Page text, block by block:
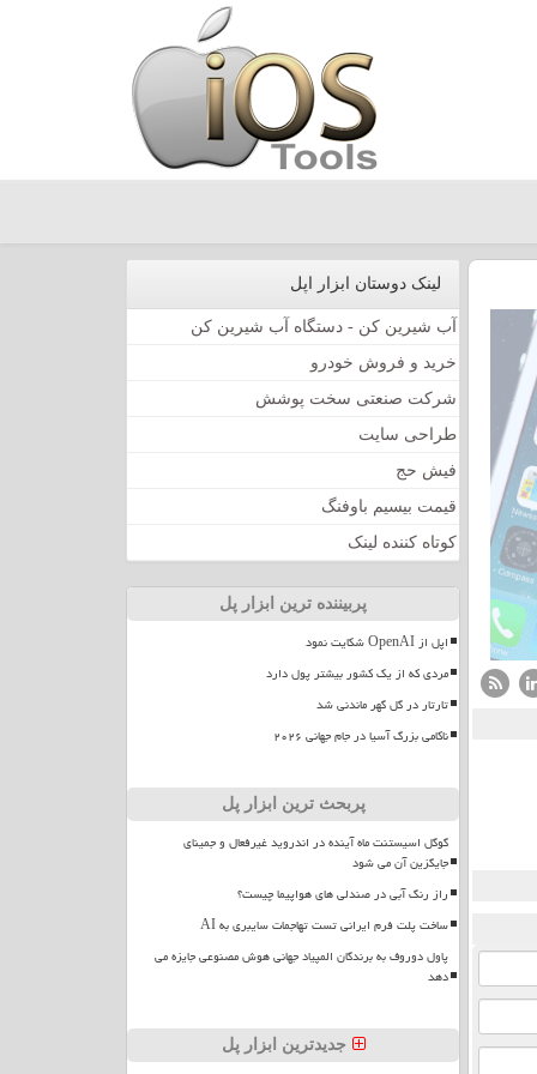
لینک دوستان ابزار اپل
آب شیرین کن - دستگاه آب شیرین کن
خرید و فروش خودرو
شرکت صنعتی سخت پوشش
طراحی سایت
فیش حج
قیمت بیسیم باوفنگ
کوتاه کننده لینک
پربیننده ترین ابزار پل
اپل از OpenAI شکایت نمود
مردی که از یک کشور بیشتر پول دارد
تارتار در گل گهر ماندنی شد
ناکامی بزرگ آسیا در جام جهانی ۲۰۲۶
پربحث ترین ابزار پل
گوگل اسیستنت ماه آینده در اندروید غیرفعال و جمینای
جایگزین آن می شود
راز رنگ آبی در صندلی های هواپیما چیست؟
ساخت پلت فرم ایرانی تست تهاجمات سایبری به AI
پاول دوروف به برندگان المپیاد جهانی هوش مصنوعی جایزه می
دهد
جدیدترین ابزار پل